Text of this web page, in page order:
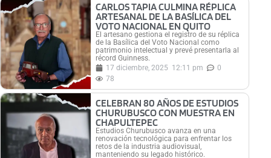
CARLOS TAPIA CULMINA RÉPLICA
ARTESANAL DE LA BASÍLICA DEL
VOTO NACIONAL EN QUITO
El artesano gestiona el registro de su réplica
de la Basílica del Voto Nacional como
patrimonio intelectual y prevé presentarla al
récord Guinness.
17 diciembre, 2025 12:11 pm
0
78
CELEBRAN 80 AÑOS DE ESTUDIOS
CHURUBUSCO CON MUESTRA EN
CHAPULTEPEC
Estudios Churubusco avanza en una
renovación tecnológica para enfrentar los
retos de la industria audiovisual,
manteniendo su legado histórico.